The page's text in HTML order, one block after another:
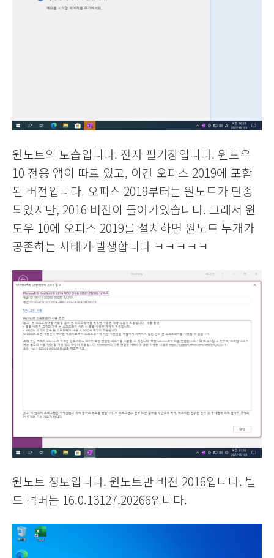
원노트의 모습입니다. 전자 필기장입니다. 윈도우
10 전용 앱이 따로 있고, 이건 오피스 2019에 포함
된 버전입니다. 오피스 2019부터는 원노트가 단종
되었지만, 2016 버전이 들어가있습니다. 그래서 윈
도우 10에 오피스 2019를 설치하면 원노트 두개가
공존하는 사태가 발생합니다 ㅋㅋㅋㅋㅋ
원노트 정보입니다. 원노트만 버전 2016입니다. 빌
드 넘버는 16.0.13127.20266입니다.